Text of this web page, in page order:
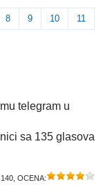
8 9 10 11
telegram u
sa 135 glasova
140 , OCENA: